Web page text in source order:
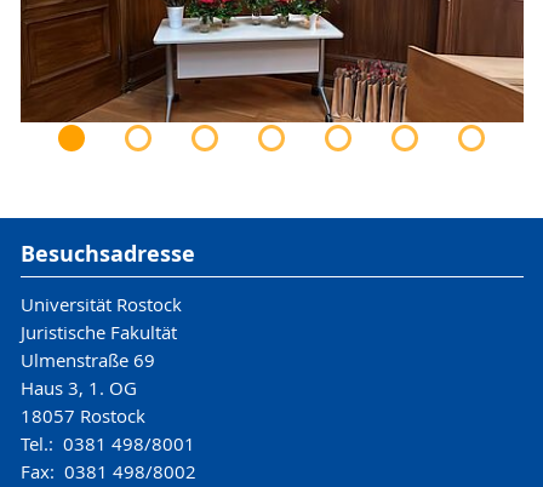
Besuchsadresse
Universität Rostock
Juristische Fakultät
Ulmenstraße 69
Haus 3, 1. OG
18057 Rostock
Tel.: 0381 498/8001
Fax: 0381 498/8002